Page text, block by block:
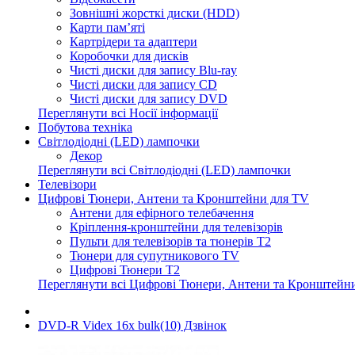
Зовнішні жорсткі диски (HDD)
Карти пам’яті
Картрідери та адаптери
Коробочки для дисків
Чисті диски для запису Blu-ray
Чисті диски для запису CD
Чисті диски для запису DVD
Переглянути всі Носії інформації
Побутова техніка
Світлодіодні (LED) лампочки
Декор
Переглянути всі Світлодіодні (LED) лампочки
Телевізори
Цифрові Тюнери, Антени та Кронштейни для TV
Антени для ефірного телебачення
Кріплення-кронштейни для телевізорів
Пульти для телевізорів та тюнерів T2
Тюнери для супутникового TV
Цифрові Тюнери T2
Переглянути всі Цифрові Тюнери, Антени та
DVD-R Videx 16x bulk(10) Дзвінок